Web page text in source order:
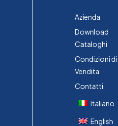
Azienda
Download
Cataloghi
Condizioni di
Vendita
Contatti
Italiano
English